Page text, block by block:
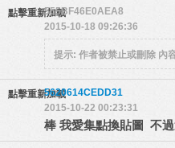
點擊重新加載555BF46E0AEA8
2015-10-18 09:26:36
提示: 作者被禁止或刪除 內
點擊重新加載5620614CEDD31
2015-10-22 00:23:31
棒 我愛集點換貼圖 不